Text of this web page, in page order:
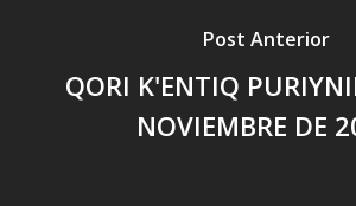
Post Anterior
QORI K'ENTIQ
NOVIEMBRE DE